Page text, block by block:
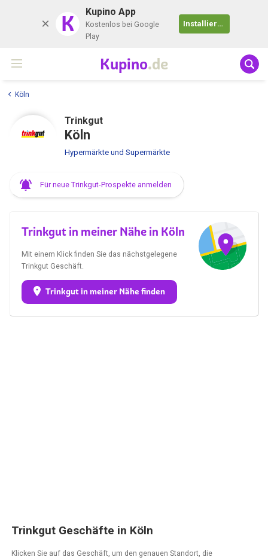
K Kupino App
Kostenlos bei Google
Play
Installieren
Kupino.de
Köln
Trinkgut
Köln
Hypermärkte und Supermärkte
Für neue Trinkgut-Prospekte anmelden
Trinkgut in meiner Nähe in Köln
Mit einem Klick finden Sie das nächstgelegene
Trinkgut Geschäft.
Trinkgut in meiner Nähe finden
Trinkgut Geschäfte in Köln
Klicken Sie auf das Geschäft, um den genauen Standort, die